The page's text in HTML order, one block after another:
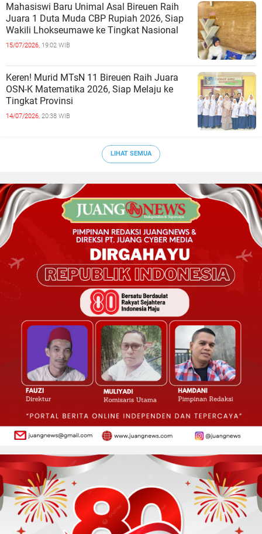
Mahasiswi Baru Unimal Asal Bireuen Raih
Juara 1 Duta Muda CBP Rupiah 2026, Siap
Wakili Lhokseumawe ke Tingkat Nasional
15/07/2026, 19:02 WIB
Keren! Murid MTsN 11 Bireuen Raih Juara
OSN-K Matematika 2026, Siap Melaju ke
Tingkat Provinsi
14/07/2026, 20:38 WIB
LIHAT SEMUA